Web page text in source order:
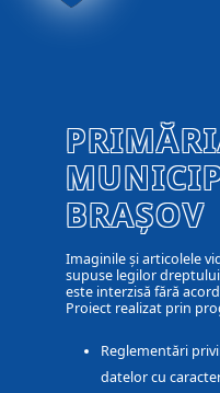
BRAȘOV
Imaginile și articolele
supuse legilor
este interzisă fără
Proiect realizat prin
Reglementări
datelor cu